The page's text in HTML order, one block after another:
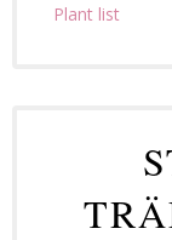
Plant list